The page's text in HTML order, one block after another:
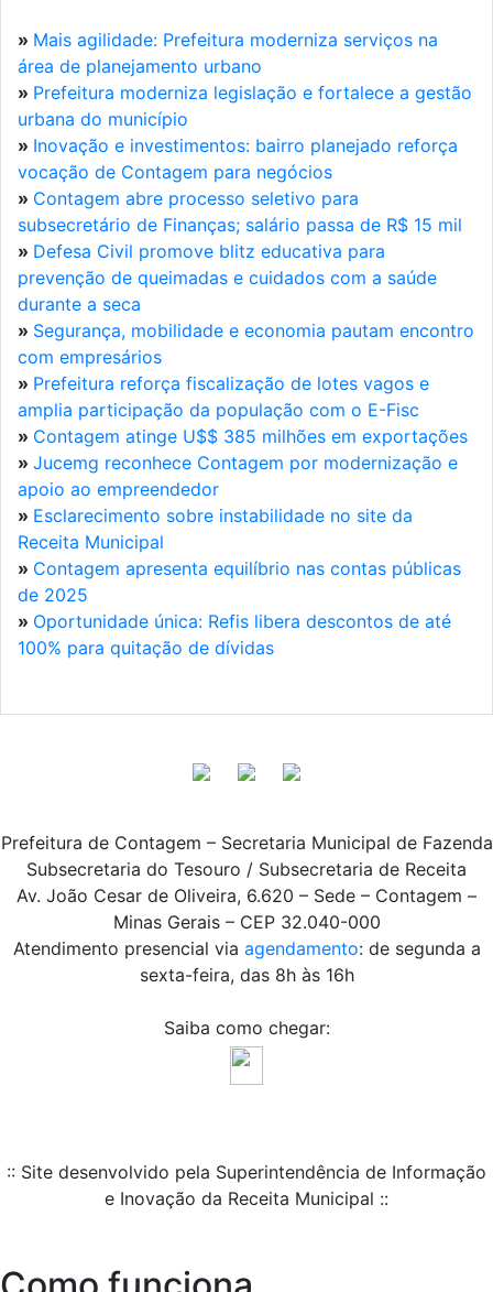
» Mais agilidade: Prefeitura moderniza serviços na
área de planejamento urbano
» Prefeitura moderniza legislação e fortalece a gestão
urbana do município
» Inovação e investimentos: bairro planejado reforça
vocação de Contagem para negócios
» Contagem abre processo seletivo para
subsecretário de Finanças; salário passa de R$ 15 mil
» Defesa Civil promove blitz educativa para
prevenção de queimadas e cuidados com a saúde
durante a seca
» Segurança, mobilidade e economia pautam encontro
com empresários
» Prefeitura reforça fiscalização de lotes vagos e
amplia participação da população com o E-Fisc
» Contagem atinge U$$ 385 milhões em exportações
» Jucemg reconhece Contagem por modernização e
apoio ao empreendedor
» Esclarecimento sobre instabilidade no site da
Receita Municipal
» Contagem apresenta equilíbrio nas contas públicas
de 2025
» Oportunidade única: Refis libera descontos de até
100% para quitação de dívidas
Prefeitura de Contagem – Secretaria Municipal de Fazenda
Subsecretaria do Tesouro / Subsecretaria de Receita
Av. João Cesar de Oliveira, 6.620 – Sede – Contagem –
Minas Gerais – CEP 32.040-000
Atendimento presencial via agendamento: de segunda a
sexta-feira, das 8h às 16h
Saiba como chegar:
:: Site desenvolvido pela Superintendência de Informação
e Inovação da Receita Municipal ::